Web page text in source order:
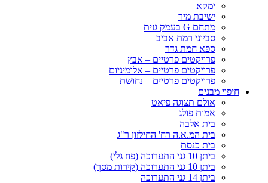
ימקא
ישיבת מיר
מתחם G בעמק גזית
סביוני רמת אביב
ספא חמת גדר
פרויקטים פרטיים – אבץ
פרויקטים פרטיים – אלומיניום
פרויקטים פרטיים – נחושת
חיפוי מבנים
אולם תצוגה פיאט
אמות פולג
בית אלבה
בית המ.א.ה רח' החילזון ר"ג
בית כנסת
ביתן 10 גני התערוכה (פח גלי)
ביתן 10 גני התערוכה (קירות מסך)
ביתן 14 גני התערוכה